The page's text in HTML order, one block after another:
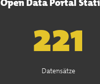
222
Datensätze